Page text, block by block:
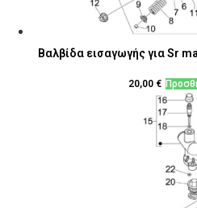
Βαλβίδα εισαγωγής για Sr
20,00 €